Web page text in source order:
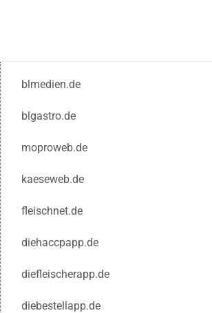
blmedien.de
blgastro.de
moproweb.de
kaeseweb.de
fleischnet.de
diehaccpapp.de
diefleischerapp.de
diebestellapp.de